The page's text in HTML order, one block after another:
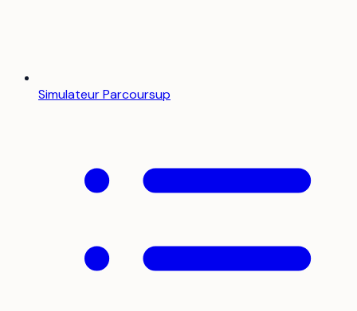
Simulateur Parcoursup